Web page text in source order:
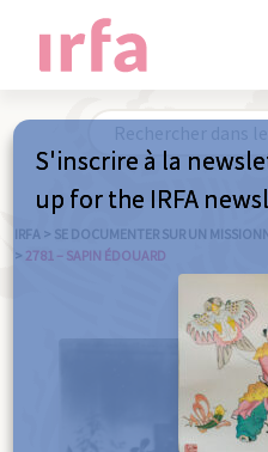
IRFA > SE DOCUMENTER SUR UN
> 2781 – SAPIN ÉDOUARD
S'inscrire à la
up for the IRFA